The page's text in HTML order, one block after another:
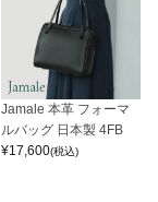
Jamale 本革 フォーマ
ルバッグ 日本製 4FB
¥17,600(税込)